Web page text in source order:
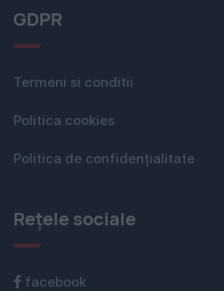
GDPR
Termeni si conditii
Politica cookies
Politica de confidențialitate
Rețele sociale
facebook